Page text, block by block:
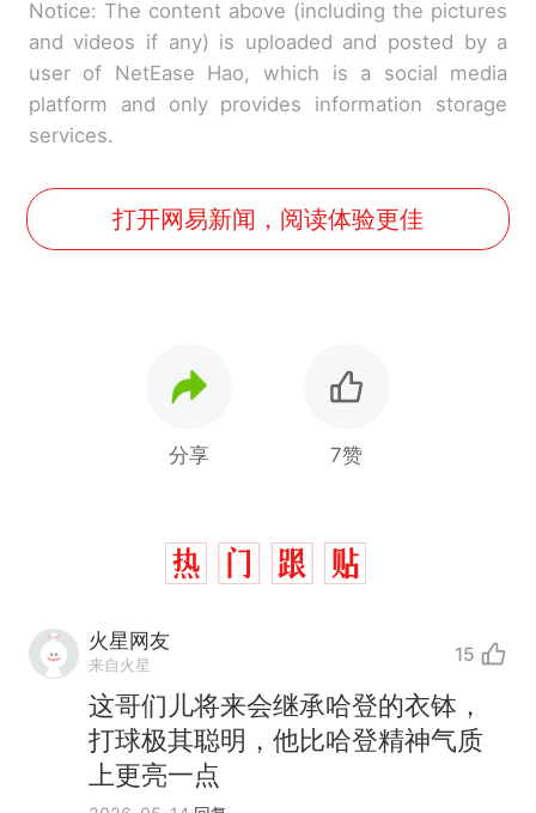
Notice: The content above (including the pictures
and videos if any) is uploaded and posted by a
user of NetEase Hao, which is a social media
platform and only provides information storage
services.
打开网易新闻，阅读体验更佳
分享 7赞
火星网友
来自火星 15
这哥们儿将来会继承哈登的衣钵，
打球极其聪明，他比哈登精神气质
上更亮一点